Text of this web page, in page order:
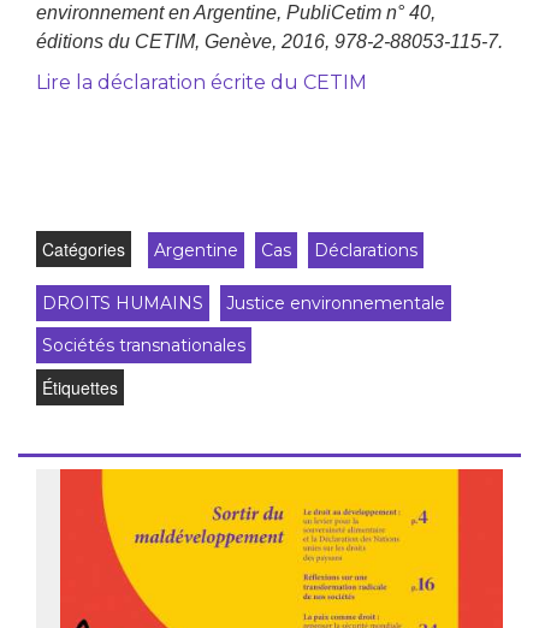
environnement en Argentine, PubliCetim n° 40,
éditions du CETIM, Genève, 2016, 978-2-88053-115-7.
Lire la déclaration écrite du CETIM
Catégories Argentine Cas Déclarations
DROITS HUMAINS
Justice environnementale
Sociétés transnationales
Étiquettes